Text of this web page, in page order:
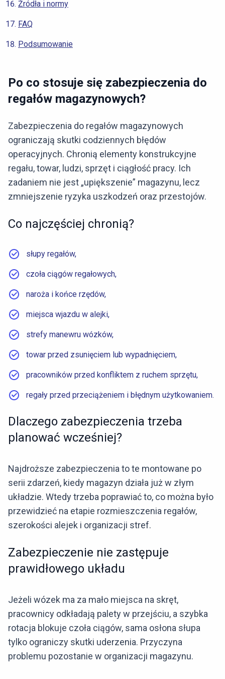
Źródła i normy
FAQ
Podsumowanie
Po co stosuje się zabezpieczenia do
regałów magazynowych?
Zabezpieczenia do regałów magazynowych
ograniczają skutki codziennych błędów
operacyjnych. Chronią elementy konstrukcyjne
regału, towar, ludzi, sprzęt i ciągłość pracy. Ich
zadaniem nie jest „upiększenie” magazynu, lecz
zmniejszenie ryzyka uszkodzeń oraz przestojów.
Co najczęściej chronią?
słupy regałów,
czoła ciągów regałowych,
naroża i końce rzędów,
miejsca wjazdu w alejki,
strefy manewru wózków,
towar przed zsunięciem lub wypadnięciem,
pracowników przed konfliktem z ruchem sprzętu,
regały przed przeciążeniem i błędnym użytkowaniem.
Dlaczego zabezpieczenia trzeba
planować wcześniej?
Najdroższe zabezpieczenia to te montowane po
serii zdarzeń, kiedy magazyn działa już w złym
układzie. Wtedy trzeba poprawiać to, co można było
przewidzieć na etapie rozmieszczenia regałów,
szerokości alejek i organizacji stref.
Zabezpieczenie nie zastępuje
prawidłowego układu
Jeżeli wózek ma za mało miejsca na skręt,
pracownicy odkładają palety w przejściu, a szybka
rotacja blokuje czoła ciągów, sama osłona słupa
tylko ograniczy skutki uderzenia. Przyczyna
problemu pozostanie w organizacji magazynu.